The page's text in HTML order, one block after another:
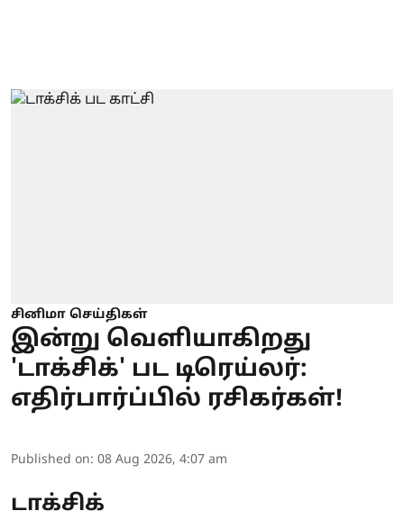
சினிமா செய்திகள்
இன்று வெளியாகிறது
'டாக்சிக்' பட டிரெய்லர்:
எதிர்பார்ப்பில் ரசிகர்கள்!
Published on: 08 Aug 2026, 4:07 am
டாக்சிக்